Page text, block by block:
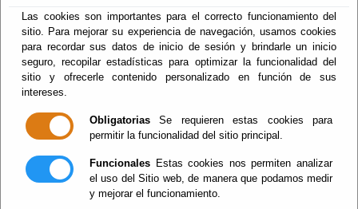
Las cookies son importantes para el correcto funcionamiento del
sitio. Para mejorar su experiencia de navegación, usamos cookies
para recordar sus datos de inicio de sesión y brindarle un inicio
seguro, recopilar estadísticas para optimizar la funcionalidad del
sitio y ofrecerle contenido personalizado en función de sus
intereses.
Obligatorias Se requieren estas cookies para
permitir la funcionalidad del sitio principal.
Funcionales Estas cookies nos permiten analizar
el uso del Sitio web, de manera que podamos medir
y mejorar el funcionamiento.
Menú Cultura
Inicio -Cultura y Cine - Artes Audiovisuales - DPC
NACIONAL DE
SERIES DE
ALMERÍA 2026
Del : 28/07/2026 Al: 14/10/2026
Lugar: Almería
Perido: 07 - Julio;08 - Agosto;09 - Septiembre;10 -